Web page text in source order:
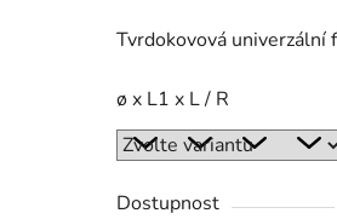
Tvrdokovová univerzální
ø x L1 x L / R
Dostupnost